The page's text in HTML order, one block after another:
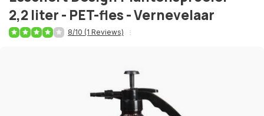
2,2 liter - PET-fles - Vernevelaar
8/10 (1 Reviews)